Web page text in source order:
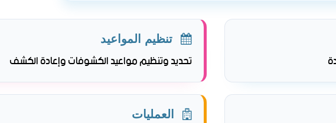
تنظيم المواعيد
تحديد وتنظيم مواعيد الكشوفات وإعادة الكشف
العمليات